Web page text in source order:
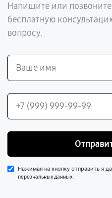
Напишите или
бесплатную
вопросу.
Нажимая на кнопку отправить я
персональных данных.